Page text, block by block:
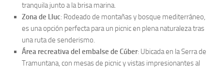
tranquila junto a la brisa marina.
Zona de Lluc: Rodeado de montañas y bosque mediterráneo,
es una opción perfecta para un picnic en plena naturaleza tras
una ruta de senderismo.
Área recreativa del embalse de Cúber: Ubicada en la Serra de
Tramuntana, con mesas de picnic y vistas impresionantes al